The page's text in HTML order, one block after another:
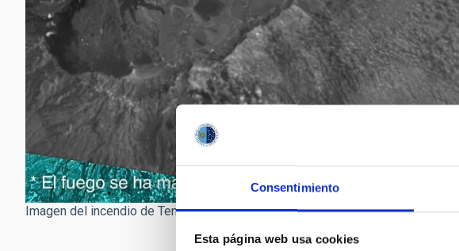
Consentimiento
Esta página web usa cookies
Imagen del incendio de Tenerife tomada por DRAGO-2 desde el espacio el